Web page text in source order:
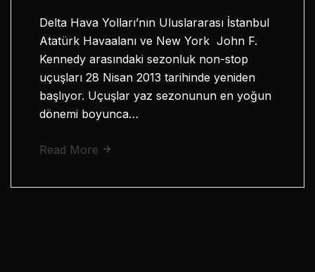
Delta Hava Yolları’nın Uluslararası İstanbul
Atatürk Havaalanı ve New York John F.
Kennedy arasındaki sezonluk non-stop
uçuşları 28 Nisan 2013 tarihinde yeniden
başlıyor. Uçuşlar yaz sezonunun en yoğun
dönemi boyunca…
Read More